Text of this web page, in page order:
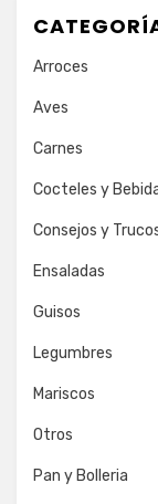
Arroces
Aves
Carnes
Cocteles y
Consejos y
Ensaladas
Guisos
Legumbres
Mariscos
Otros
Pan y Bolleria